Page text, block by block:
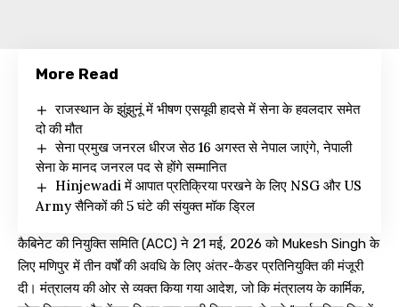
More Read
राजस्थान के झुंझुनूं में भीषण एसयूवी हादसे में सेना के हवलदार समेत
दो की मौत
सेना प्रमुख जनरल धीरज सेठ 16 अगस्त से नेपाल जाएंगे, नेपाली
सेना के मानद जनरल पद से होंगे सम्मानित
Hinjewadi में आपात प्रतिक्रिया परखने के लिए NSG और US
Army सैनिकों की 5 घंटे की संयुक्त मॉक ड्रिल
कैबिनेट की नियुक्ति समिति (ACC) ने 21 मई, 2026 को Mukesh Singh के
लिए मणिपुर में तीन वर्षों की अवधि के लिए अंतर-कैडर प्रतिनियुक्ति की मंजूरी
दी। मंत्रालय की ओर से व्यक्त किया गया आदेश, जो कि मंत्रालय के कार्मिक,